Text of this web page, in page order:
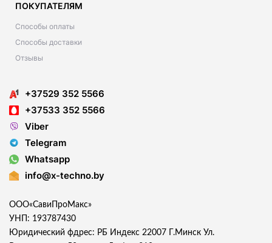
ПОКУПАТЕЛЯМ
Способы оплаты
Способы доставки
Отзывы
+37529 352 5566
+37533 352 5566
Viber
Telegram
Whatsapp
info@x-techno.by
ООО«СавиПроМакс»
УНП: 193787430
Юридический фдрес: РБ Индекс 22007 Г.Минск Ул.